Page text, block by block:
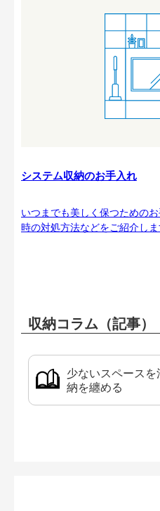
システム収納のお手入れ
いつまでも美しく保つための
時の対処方法などをご紹介しま
収納コラム（記事）
少ないスペース
納を纏める